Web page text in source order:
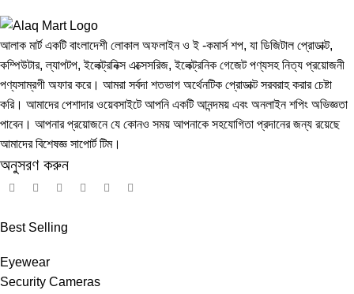
আলাক মার্ট একটি বাংলাদেশী লোকাল অফলাইন ও ই -কমার্স শপ, যা ডিজিটাল প্রোডাক্ট,
কম্পিউটার, ল্যাপটপ, ইলেক্ট্রনিক্স এক্সেসরিজ, ইলেক্ট্রনিক গেজেট পণ্যসহ নিত্য প্রয়োজনী
পণ্যসাম্রগী অফার করে। আমরা সর্বদা শতভাগ অর্থেনটিক প্রোডাক্ট সরবরাহ করার চেষ্টা
করি। আমাদের পেশাদার ওয়েবসাইটে আপনি একটি আনন্দময় এবং অনলাইন শপিং অভিজ্ঞতা
পাবেন। আপনার প্রয়োজনে যে কোনও সময় আপনাকে সহযোগিতা প্রদানের জন্য রয়েছে
আমাদের বিশেষজ্ঞ সাপোর্ট টিম।
অনুসরণ করুন
Best Selling
Eyewear
Security Cameras